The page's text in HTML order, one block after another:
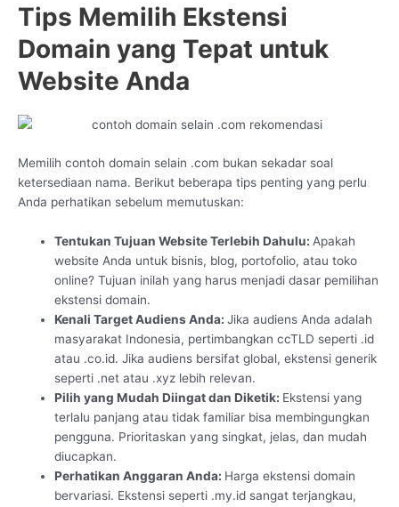
Tips Memilih Ekstensi
Domain yang Tepat untuk
Website Anda
Memilih contoh domain selain .com bukan sekadar soal
ketersediaan nama. Berikut beberapa tips penting yang perlu
Anda perhatikan sebelum memutuskan:
Tentukan Tujuan Website Terlebih Dahulu:Apakah
website Anda untuk bisnis, blog, portofolio, atau toko
online? Tujuan inilah yang harus menjadi dasar pemilihan
ekstensi domain.
Kenali Target Audiens Anda:Jika audiens Anda adalah
masyarakat Indonesia, pertimbangkan ccTLD seperti .id
atau .co.id. Jika audiens bersifat global, ekstensi generik
seperti .net atau .xyz lebih relevan.
Pilih yang Mudah Diingat dan Diketik: Ekstensi yang
terlalu panjang atau tidak familiar bisa membingungkan
pengguna. Prioritaskan yang singkat, jelas, dan mudah
diucapkan.
Perhatikan Anggaran Anda: Harga ekstensi domain
bervariasi. Ekstensi seperti .my.id sangat terjangkau,